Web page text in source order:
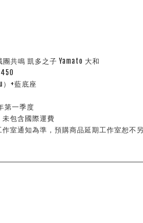
共鳴 凱多之子 Yamato 大和
+藍底座
第一季度
包含國際運費
室通知為準，預購商品延期工作室恕不